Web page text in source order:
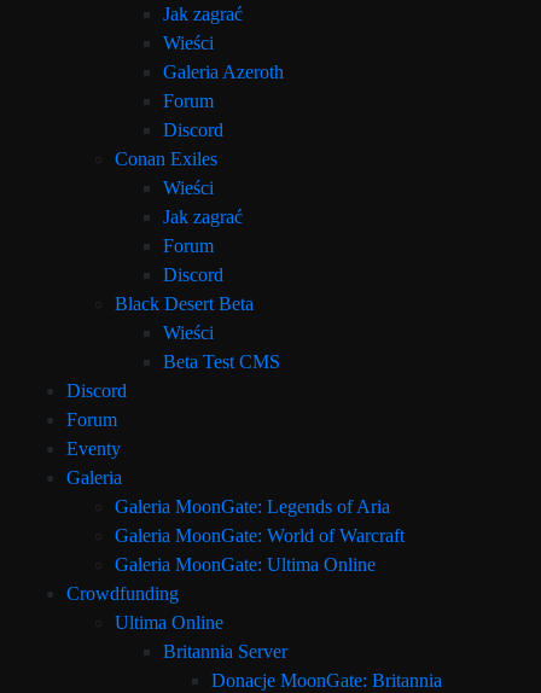
Jak zagrać
Wieści
Galeria Azeroth
Forum
Discord
Conan Exiles
Wieści
Jak zagrać
Forum
Discord
Black Desert Beta
Wieści
Beta Test CMS
Discord
Forum
Eventy
Galeria
Galeria MoonGate: Legends of Aria
Galeria MoonGate: World of Warcraft
Galeria MoonGate: Ultima Online
Crowdfunding
Ultima Online
Britannia Server
Donacje MoonGate: Britannia